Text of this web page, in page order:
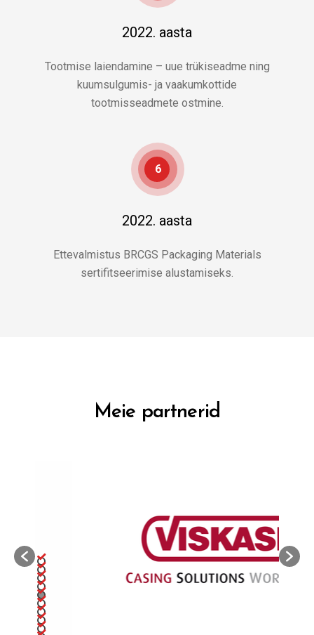
2022. aasta
Tootmise laiendamine – uue trükiseadme ning
kuumsulgumis- ja vaakumkottide
tootmisseadmete ostmine.
6
2022. aasta
Ettevalmistus BRCGS Packaging Materials
sertifitseerimise alustamiseks.
Meie partnerid